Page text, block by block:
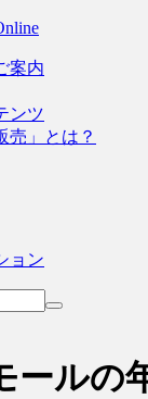
案内
ンツ
売」とは？
ョン
ールの